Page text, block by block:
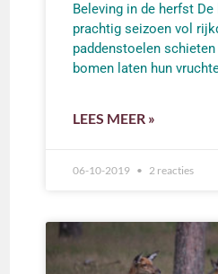
Beleving in de herfst
prachtig seizoen vol
paddenstoelen
bomen laten hun
LEES MEER »
06-10-2019 2 reacties